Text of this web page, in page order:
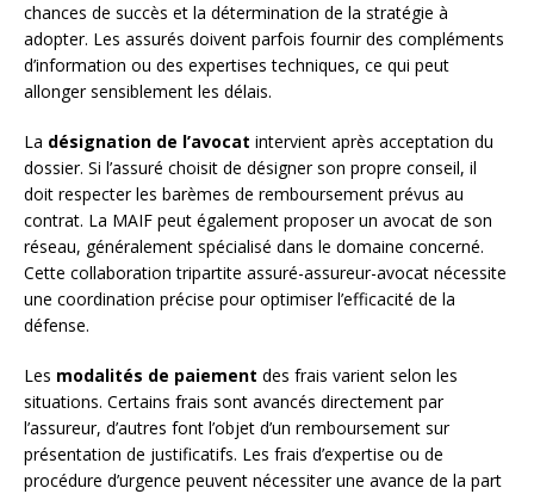
chances de succès et la détermination de la stratégie à
adopter. Les assurés doivent parfois fournir des compléments
d’information ou des expertises techniques, ce qui peut
allonger sensiblement les délais.
La désignation de l’avocat intervient après acceptation du
dossier. Si l’assuré choisit de désigner son propre conseil, il
doit respecter les barèmes de remboursement prévus au
contrat. La MAIF peut également proposer un avocat de son
réseau, généralement spécialisé dans le domaine concerné.
Cette collaboration tripartite assuré-assureur-avocat nécessite
une coordination précise pour optimiser l’efficacité de la
défense.
Les modalités de paiement des frais varient selon les
situations. Certains frais sont avancés directement par
l’assureur, d’autres font l’objet d’un remboursement sur
présentation de justificatifs. Les frais d’expertise ou de
procédure d’urgence peuvent nécessiter une avance de la part